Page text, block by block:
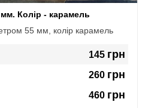
Колір - карамель
145 грн
260 грн
460 грн